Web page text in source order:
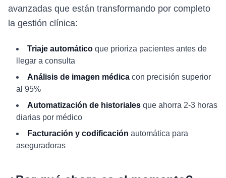
avanzadas que están transformando por completo
la gestión clínica:
Triaje automático que prioriza pacientes antes de
llegar a consulta
Análisis de imagen médica con precisión superior
al 95%
Automatización de historiales que ahorra 2-3 horas
diarias por médico
Facturación y codificación automática para
aseguradoras